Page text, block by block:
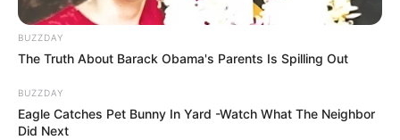
BUZZDAY
The Truth About Barack Obama's Parents Is Spilling Out
BUZZDAY
Eagle Catches Pet Bunny In Yard -Watch What The Neighbor
Did Next